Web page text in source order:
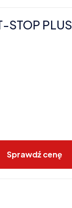
STOP PLUS
Sprawdź cenę